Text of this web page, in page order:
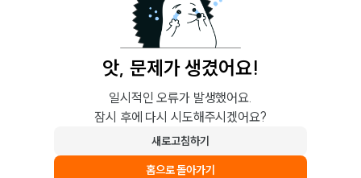
앗, 문제가 생겼어요!
일시적인 오류가 발생했어요.
잠시 후에 다시 시도해주시겠어요?
새로고침하기
홈으로 돌아가기